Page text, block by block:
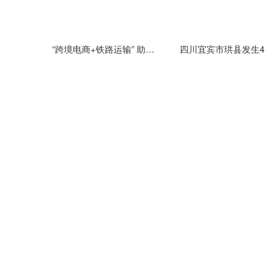
“跨境电商+铁路运输” 助力云南跨境电商商品快速通关